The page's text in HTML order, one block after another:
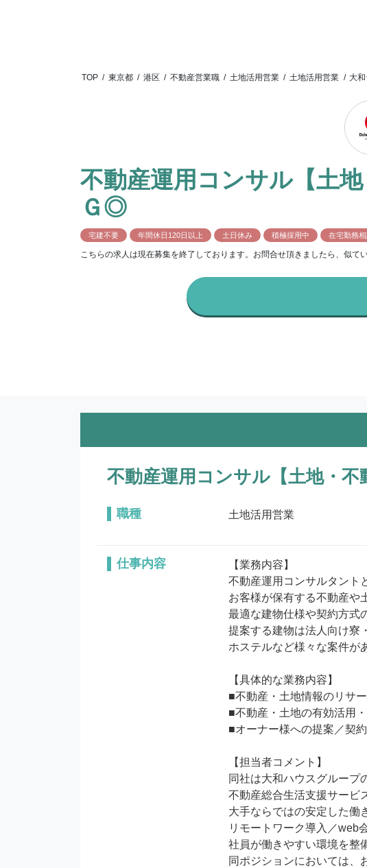
TOP / 東京都 / 港区 / 不動産営業職 / 土地活用営業 / 土地活用営業 / 大
不動産運用コンサル【土
Ｇ◎
宅建不要 年間休日120日以上 土日休み 積極採用中 在宅勤務
こちらの求人は現在募集を終了しております。お問合せ頂きましたら、似て
不動産運用コンサル【土地・
職種 土地活用営業
仕事内容
【業務内容】
不動産運用コンサルタント
お客様が保有する不動産や
最適な建物仕様や契約方式
提案する建物は法人向け寮
ホステルなど様々な案件が
【具体的な業務内容】
■不動産・土地情報のリサ
■不動産・土地の有効活用
■オーナー様への提案／契
【担当者コメント】
同社は大和ハウスグループ
不動産総合生活支援サービ
大手ならではの安定した働
リモートワーク導入／web
社員が働きやすい環境を整
同ポジションにおいては、